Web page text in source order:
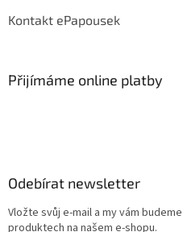
Kontakt ePapousek
Přijímáme online platby
Odebírat newsletter
Vložte svůj e-mail a my vám
produktech na našem e-shopu.